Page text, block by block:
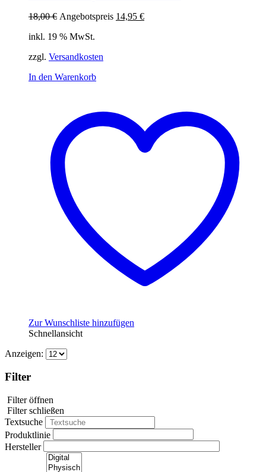
18,00€ Ursprünglicher
war:
Angebotspreis 14,95 €Aktueller
inkl. 19 % MwSt.
zzgl. Versandkosten
In den Warenkorb
Zur Wunschliste hinzufügen
Schnellansicht
Anzeigen:
Filter
Filter öffnen
Filter schließen
Textsuche
Produktlinie
Hersteller